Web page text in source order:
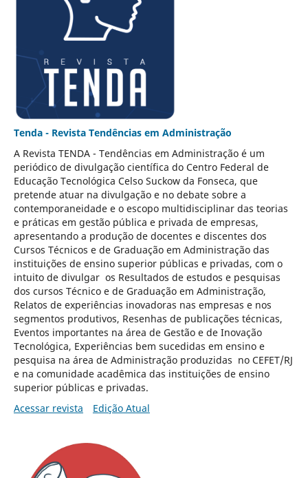
Tenda - Revista Tendências em Administração
A Revista TENDA - Tendências em Administração é um
periódico de divulgação científica do Centro Federal de
Educação Tecnológica Celso Suckow da Fonseca, que
pretende atuar na divulgação e no debate sobre a
contemporaneidade e o escopo multidisciplinar das teorias
e práticas em gestão pública e privada de empresas,
apresentando a produção de docentes e discentes dos
Cursos Técnicos e de Graduação em Administração das
instituições de ensino superior públicas e privadas, com o
intuito de divulgar os Resultados de estudos e pesquisas
dos cursos Técnico e de Graduação em Administração,
Relatos de experiências inovadoras nas empresas e nos
segmentos produtivos, Resenhas de publicações técnicas,
Eventos importantes na área de Gestão e de Inovação
Tecnológica, Experiências bem sucedidas em ensino e
pesquisa na área de Administração produzidas no CEFET/RJ
e na comunidade acadêmica das instituições de ensino
superior públicas e privadas.
Acessar revista
Edição Atual